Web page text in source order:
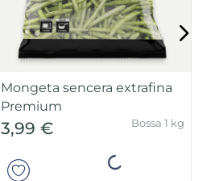
Mongeta sencera extrafina
Premium
3,99 € Bossa 1 kg